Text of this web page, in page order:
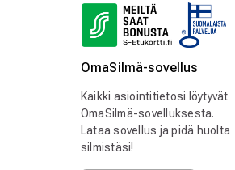
OmaSilmä-sovellus
Kaikki asiointitietosi löytyvät
OmaSilmä-sovelluksesta.
Lataa sovellus ja pidä huolta
silmistäsi!